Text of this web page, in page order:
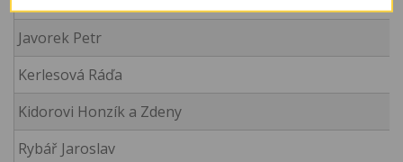
Javorek Petr
Kerlesová Ráďa
Kidorovi Honzík a Zdeny
Rybář Jaroslav